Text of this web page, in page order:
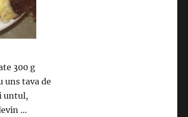
300 g
uns tava de
untul,
…